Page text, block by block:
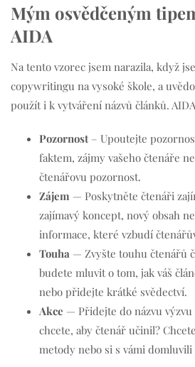
Mým osvědčeným
AIDA
Na tento vzorec jsem narazila, když
copywritingu na vysoké škole, a
použít i k vytváření názvů článků.
Pozornost – Upoutejte
faktem, zájmy vašeho čtenáře
čtenářovu pozornost.
Zájem — Poskytněte čtenáři
zajímavý koncept, nový obsah
informace, které vzbudí
Touha — Zvyšte touhu čtenářů
budete mluvit o tom, jak váš
nebo přidejte krátké svědectví.
Akce — Přidejte do názvu výzvu
chcete, aby čtenář učinil?
metody nebo si s vámi domluvili